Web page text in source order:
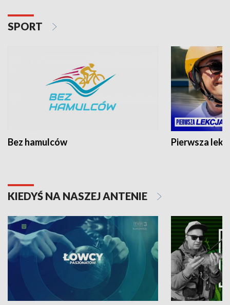
SPORT
Bez hamulców Pierwsza
KIEDYŚ NA NASZEJ ANTENIE